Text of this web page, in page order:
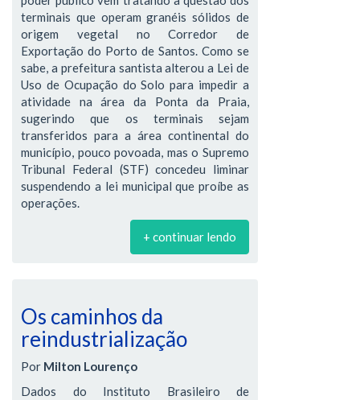
terminais que operam granéis sólidos de
origem vegetal no Corredor de
Exportação do Porto de Santos. Como se
sabe, a prefeitura santista alterou a Lei de
Uso de Ocupação do Solo para impedir a
atividade na área da Ponta da Praia,
sugerindo que os terminais sejam
transferidos para a área continental do
município, pouco povoada, mas o Supremo
Tribunal Federal (STF) concedeu liminar
suspendendo a lei municipal que proíbe as
operações.
+ continuar lendo
Os caminhos da
reindustrialização
Por Milton Lourenço
Dados do Instituto Brasileiro de